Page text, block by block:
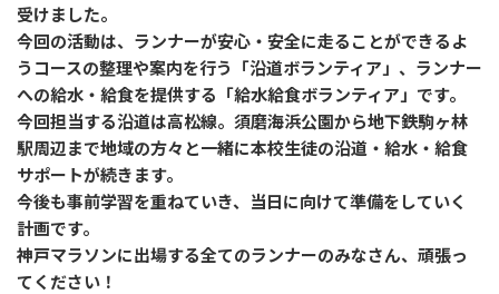
受けました。
今回の活動は、ランナーが安心・安全に走ることができるよ
うコースの整理や案内を行う「沿道ボランティア」、ランナー
への給水・給食を提供する「給水給食ボランティア」です。
今回担当する沿道は高松線。須磨海浜公園から地下鉄駒ヶ林
駅周辺まで地域の方々と一緒に本校生徒の沿道・給水・給食
サポートが続きます。
今後も事前学習を重ねていき、当日に向けて準備をしていく
計画です。
神戸マラソンに出場する全てのランナーのみなさん、頑張っ
てください！